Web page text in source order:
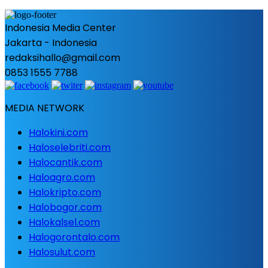
Indonesia Media Center
Jakarta - Indonesia
redaksihallo@gmail.com
0853 1555 7788
MEDIA NETWORK
Halokini.com
Haloselebriti.com
Halocantik.com
Haloagro.com
Halokripto.com
Halobogor.com
Halokalsel.com
Halogorontalo.com
Halosulut.com